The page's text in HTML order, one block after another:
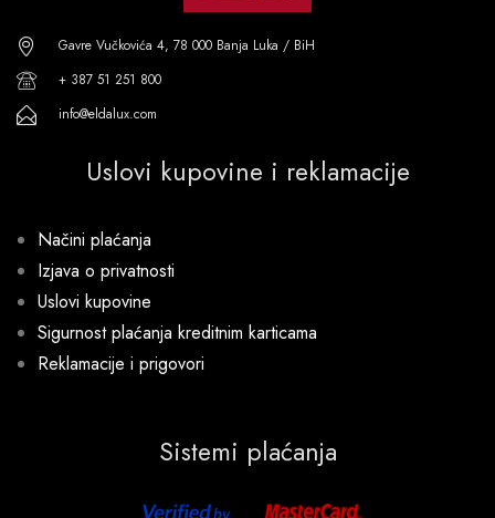
Gavre Vučkovića 4, 78 000 Banja Luka / BiH
+ 387 51 251 800
info@eldalux.com
Uslovi kupovine i reklamacije
Načini plaćanja
Izjava o privatnosti
Uslovi kupovine
Sigurnost plaćanja kreditnim karticama
Reklamacije i prigovori
Sistemi plaćanja